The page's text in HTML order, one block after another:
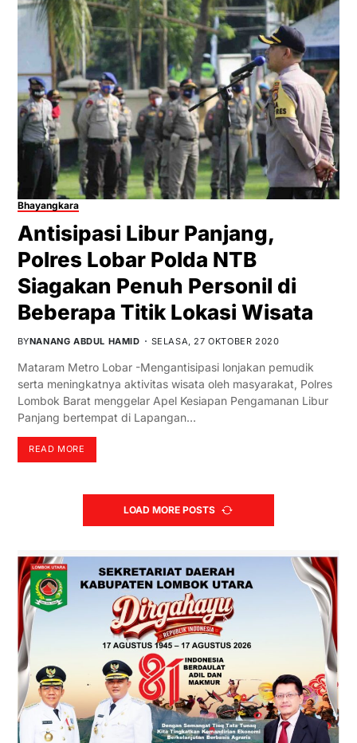
Bhayangkara
Antisipasi Libur Panjang,
Polres Lobar Polda NTB
Siagakan Penuh Personil di
Beberapa Titik Lokasi Wisata
BYNANANG ABDUL HAMID SELASA, 27 OKTOBER 2020
Mataram Metro Lobar -Mengantisipasi lonjakan pemudik
serta meningkatnya aktivitas wisata oleh masyarakat, Polres
Lombok Barat menggelar Apel Kesiapan Pengamanan Libur
Panjang bertempat di Lapangan…
READ MORE
LOAD MORE POSTS